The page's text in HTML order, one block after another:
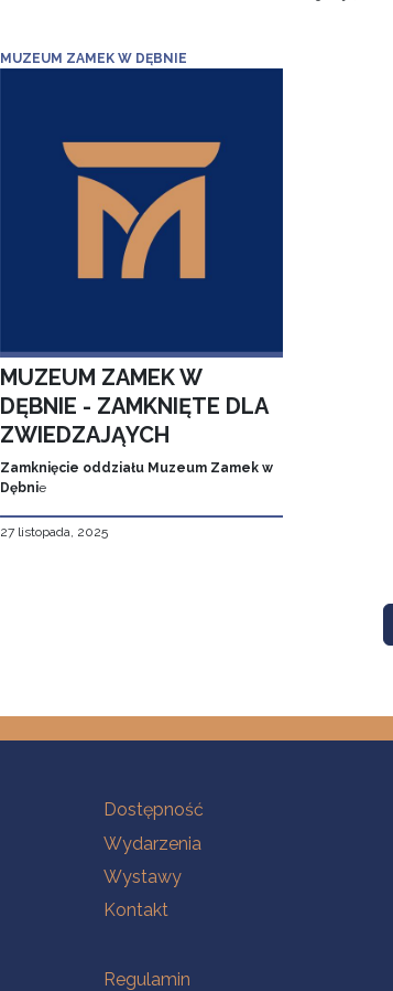
MUZEUM ZAMEK W DĘBNIE
MUZEUM ZAMEK W
DĘBNIE - ZAMKNIĘTE DLA
ZWIEDZAJĄYCH
Zamknięcie oddziału Muzeum Zamek w
Dębnie
27 listopada, 2025
Na skróty
Dostępność
Wydarzenia
Wystawy
Kontakt
Na skróty
Regulamin